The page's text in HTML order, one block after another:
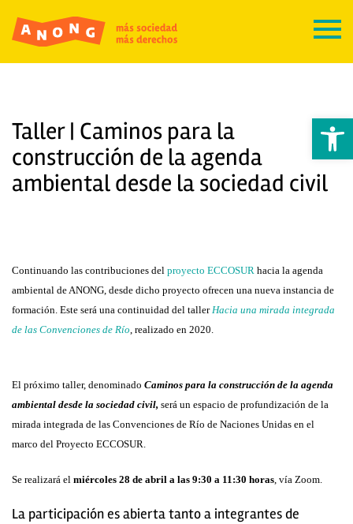
Abrir
Taller | Caminos para la
construcción de la agenda
ambiental desde la sociedad civil
Continuando las contribuciones del proyecto ECCOSUR hacia la agenda
ambiental de ANONG, desde dicho proyecto ofrecen una nueva instancia de
formación. Este será una continuidad del tallerHacia una mirada integrada
de las Convenciones de Río, realizado en 2020.
El próximo taller, denominado Caminos para la construcción de la agenda
ambiental desde la sociedad civil, será un espacio de profundización de la
mirada integrada de las Convenciones de Río de Naciones Unidas en el
marco del Proyecto ECCOSUR.
Se realizará el miércoles 28 de abril a las 9:30 a 11:30 horas, vía Zoom.
La participación es abierta tanto a integrantes de